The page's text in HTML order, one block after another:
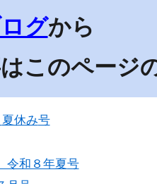
グから
このページ
夏休み号
和８年夏号